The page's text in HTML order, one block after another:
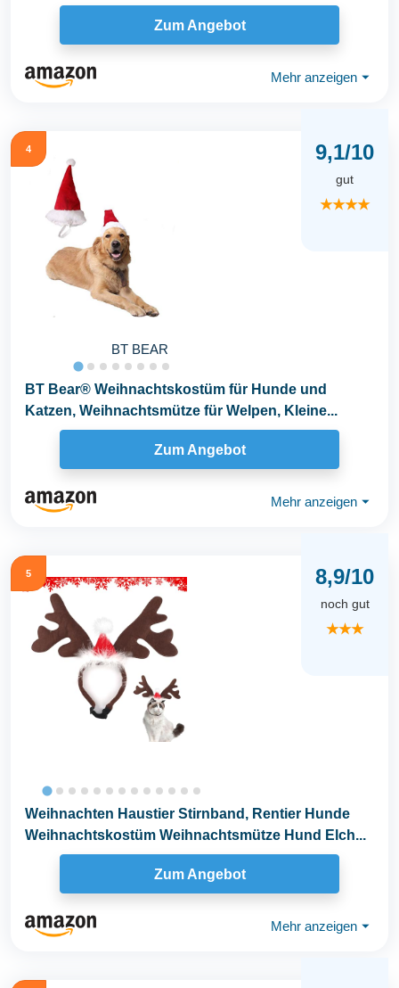
Zum Angebot
Mehr anzeigen ⏷
4
BT BEAR
9,1/10
gut
★★★★
BT Bear® Weihnachtskostüm für Hunde und
Katzen, Weihnachtsmütze für Welpen, Kleine...
Zum Angebot
Mehr anzeigen ⏷
5 8,9/10
noch gut
★★★
Weihnachten Haustier Stirnband, Rentier Hunde
Weihnachtskostüm Weihnachtsmütze Hund Elch...
Zum Angebot
Mehr anzeigen ⏷